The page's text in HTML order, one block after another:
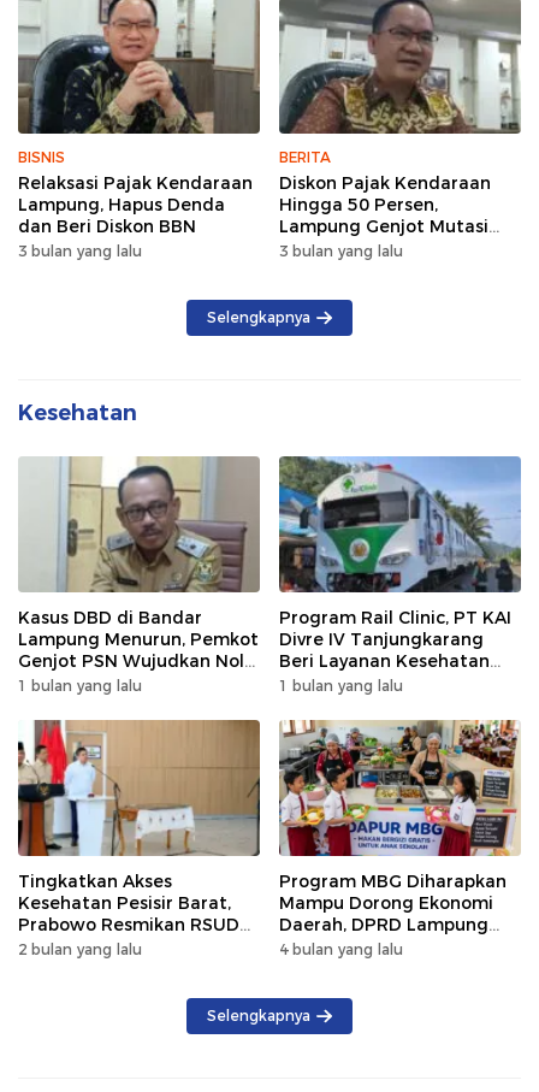
BISNIS
Relaksasi Pajak Kendaraan
Lampung, Hapus Denda
dan Beri Diskon BBN
3 bulan yang lalu
BERITA
Diskon Pajak Kendaraan
Hingga 50 Persen,
Lampung Genjot Mutasi
Kendaraan Luar Daerah
3 bulan yang lalu
Selengkapnya
Kesehatan
Kasus DBD di Bandar
Lampung Menurun, Pemkot
Genjot PSN Wujudkan Nol
Kematian
1 bulan yang lalu
Program Rail Clinic, PT KAI
Divre IV Tanjungkarang
Beri Layanan Kesehatan
Gratis 250 Warga
1 bulan yang lalu
Tingkatkan Akses
Kesehatan Pesisir Barat,
Prabowo Resmikan RSUD
KH Muhammad Thohir
2 bulan yang lalu
Program MBG Diharapkan
Mampu Dorong Ekonomi
Daerah, DPRD Lampung
Tekankan Pemanfaatan
4 bulan yang lalu
Selengkapnya